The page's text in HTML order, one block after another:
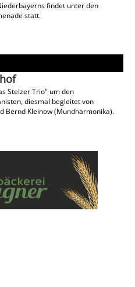
findet unter den
statt.
Stelzer Trio" um den
diesmal begleitet von
Bernd Kleinow (Mundharmonika).